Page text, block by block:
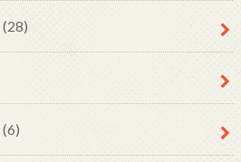
(28)
(6)